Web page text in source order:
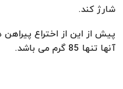
شارژ کند.
آنها تنها 85 گرم می باشد.